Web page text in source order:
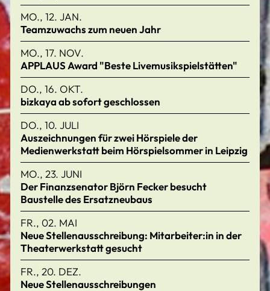
MO., 12. JAN.
Teamzuwachs zum neuen Jahr
MO., 17. NOV.
APPLAUS Award "Beste Livemusikspielstätten"
DO., 16. OKT.
bizkaya ab sofort geschlossen
DO., 10. JULI
Auszeichnungen für zwei Hörspiele der
Medienwerkstatt beim Hörspielsommer in Leipzig
MO., 23. JUNI
Der Finanzsenator Björn Fecker besucht
Baustelle des Ersatzneubaus
FR., 02. MAI
Neue Stellenausschreibung: Mitarbeiter:in in der
Theaterwerkstatt gesucht
FR., 20. DEZ.
Neue Stellenausschreibungen